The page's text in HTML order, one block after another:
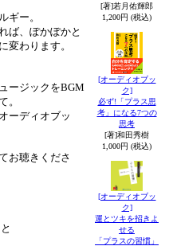
ギー。
ば、ぽかぽかと
変わります。
ージックをBGM
。
ーディオブッ
お聴きくださ
[著]若月佑輝郎
1,200円 (税込)
[オーディオブッ
ク]
必ず!「プラス思
考」になる7つの
思考
[著]和田秀樹
1,000円 (税込)
[オーディオブッ
ク]
運とツキを招きよ
せる
「プラスの習慣」